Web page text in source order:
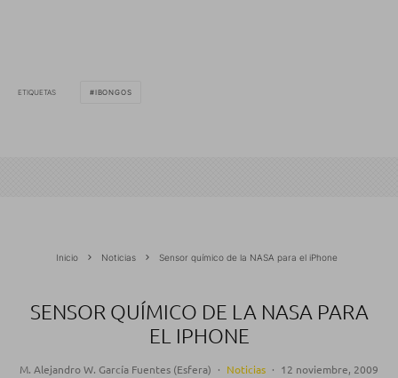
ETIQUETAS IBONGOS
Inicio Noticias Sensor químico de la NASA para el iPhone
SENSOR QUÍMICO DE LA NASA PARA
EL IPHONE
M. Alejandro W. García Fuentes (Esfera) · Noticias · 12 noviembre, 2009